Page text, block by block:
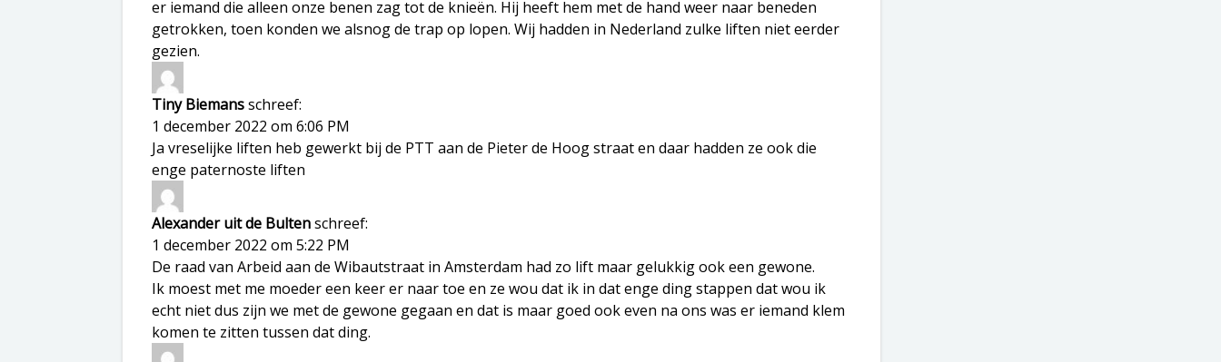
er iemand die alleen onze benen zag tot de knieën. Hij heeft hem met de hand weer naar beneden
getrokken, toen konden we alsnog de trap op lopen. Wij hadden in Nederland zulke liften niet eerder
gezien.
Tiny Biemansschreef:
1 december 2022 om 6:06 PM
Ja vreselijke liften heb gewerkt bij de PTT aan de Pieter de Hoog straat en daar hadden ze ook die
enge paternoste liften
Alexander uit de Bultenschreef:
1 december 2022 om 5:22 PM
De raad van Arbeid aan de Wibautstraat in Amsterdam had zo lift maar gelukkig ook een gewone.
Ik moest met me moeder een keer er naar toe en ze wou dat ik in dat enge ding stappen dat wou ik
echt niet dus zijn we met de gewone gegaan en dat is maar goed ook even na ons was er iemand klem
komen te zitten tussen dat ding.